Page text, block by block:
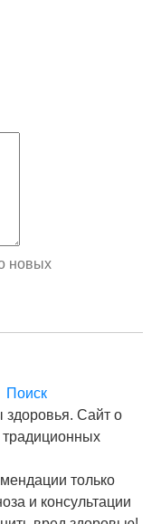
новых
Поиск
Сайт о
только
и консультации